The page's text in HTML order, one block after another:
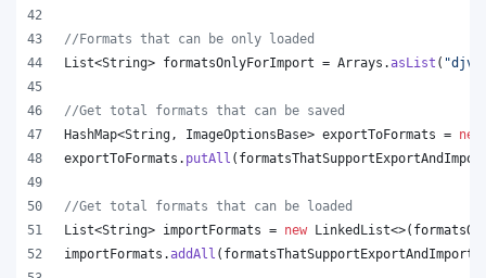
//Formats that can be only loaded
List<String> formatsOnlyForImport = Arrays .asList (
//Get total formats that can be saved
HashMap<String , ImageOptionsBase> exportToFormats = new
exportToFormats . putAll (
//Get total formats that can be loaded
List<String> importFormats = new LinkedList<>(
importFormats .addAll ( formatsThatSupportExportAndImport